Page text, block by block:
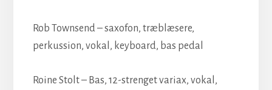
Rob Townsend – saxofon, træblæsere,
perkussion, vokal, keyboard, bas pedal
Roine Stolt – Bas, 12-strenget variax, vokal,